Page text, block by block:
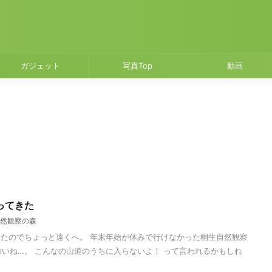
ガジェット 写真Top 動画
てきた
観察の森
のでちょっと遠くへ。 年末年始が休みで行けなかった桐生自然観察
ね…。 こんなの山道のうちに入らないよ！ って言われるかもしれ